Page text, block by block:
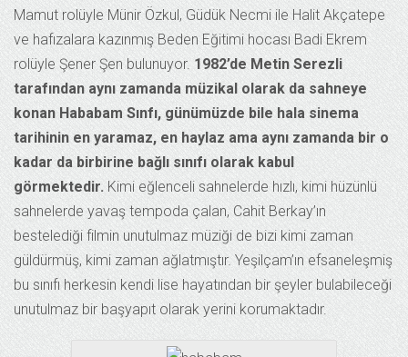
Mamut rolüyle Münir Özkul, Güdük Necmi ile Halit Akçatepe
ve hafızalara kazınmış Beden Eğitimi hocası Badi Ekrem
rolüyle Şener Şen bulunuyor. 1982’de Metin Serezli
tarafından aynı zamanda müzikal olarak da sahneye
konan Hababam Sınfı, günümüzde bile hala sinema
tarihinin en yaramaz, en haylaz ama aynı zamanda bir o
kadar da birbirine bağlı sınıfı olarak kabul
görmektedir.Kimi eğlenceli sahnelerde hızlı, kimi hüzünlü
sahnelerde yavaş tempoda çalan, Cahit Berkay’ın
bestelediği filmin unutulmaz müziği de bizi kimi zaman
güldürmüş, kimi zaman ağlatmıştır. Yeşilçam’ın efsaneleşmiş
bu sınıfı herkesin kendi lise hayatından bir şeyler bulabileceği
unutulmaz bir başyapıt olarak yerini korumaktadır.